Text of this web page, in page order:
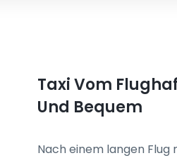
Taxi Vom
Und Bequem
Nach einem langen Flug